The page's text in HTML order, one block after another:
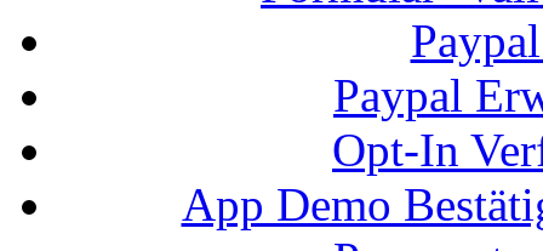
Paypal
Opt-In
App Demo